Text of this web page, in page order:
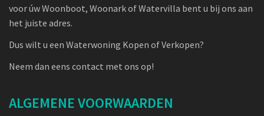
voor úw Woonboot, Woonark of Watervilla bent u bij ons aan
het juiste adres.
Dus wilt u een Waterwoning Kopen of Verkopen?
Neem dan eens contact met ons op!
ALGEMENE VOORWAARDEN